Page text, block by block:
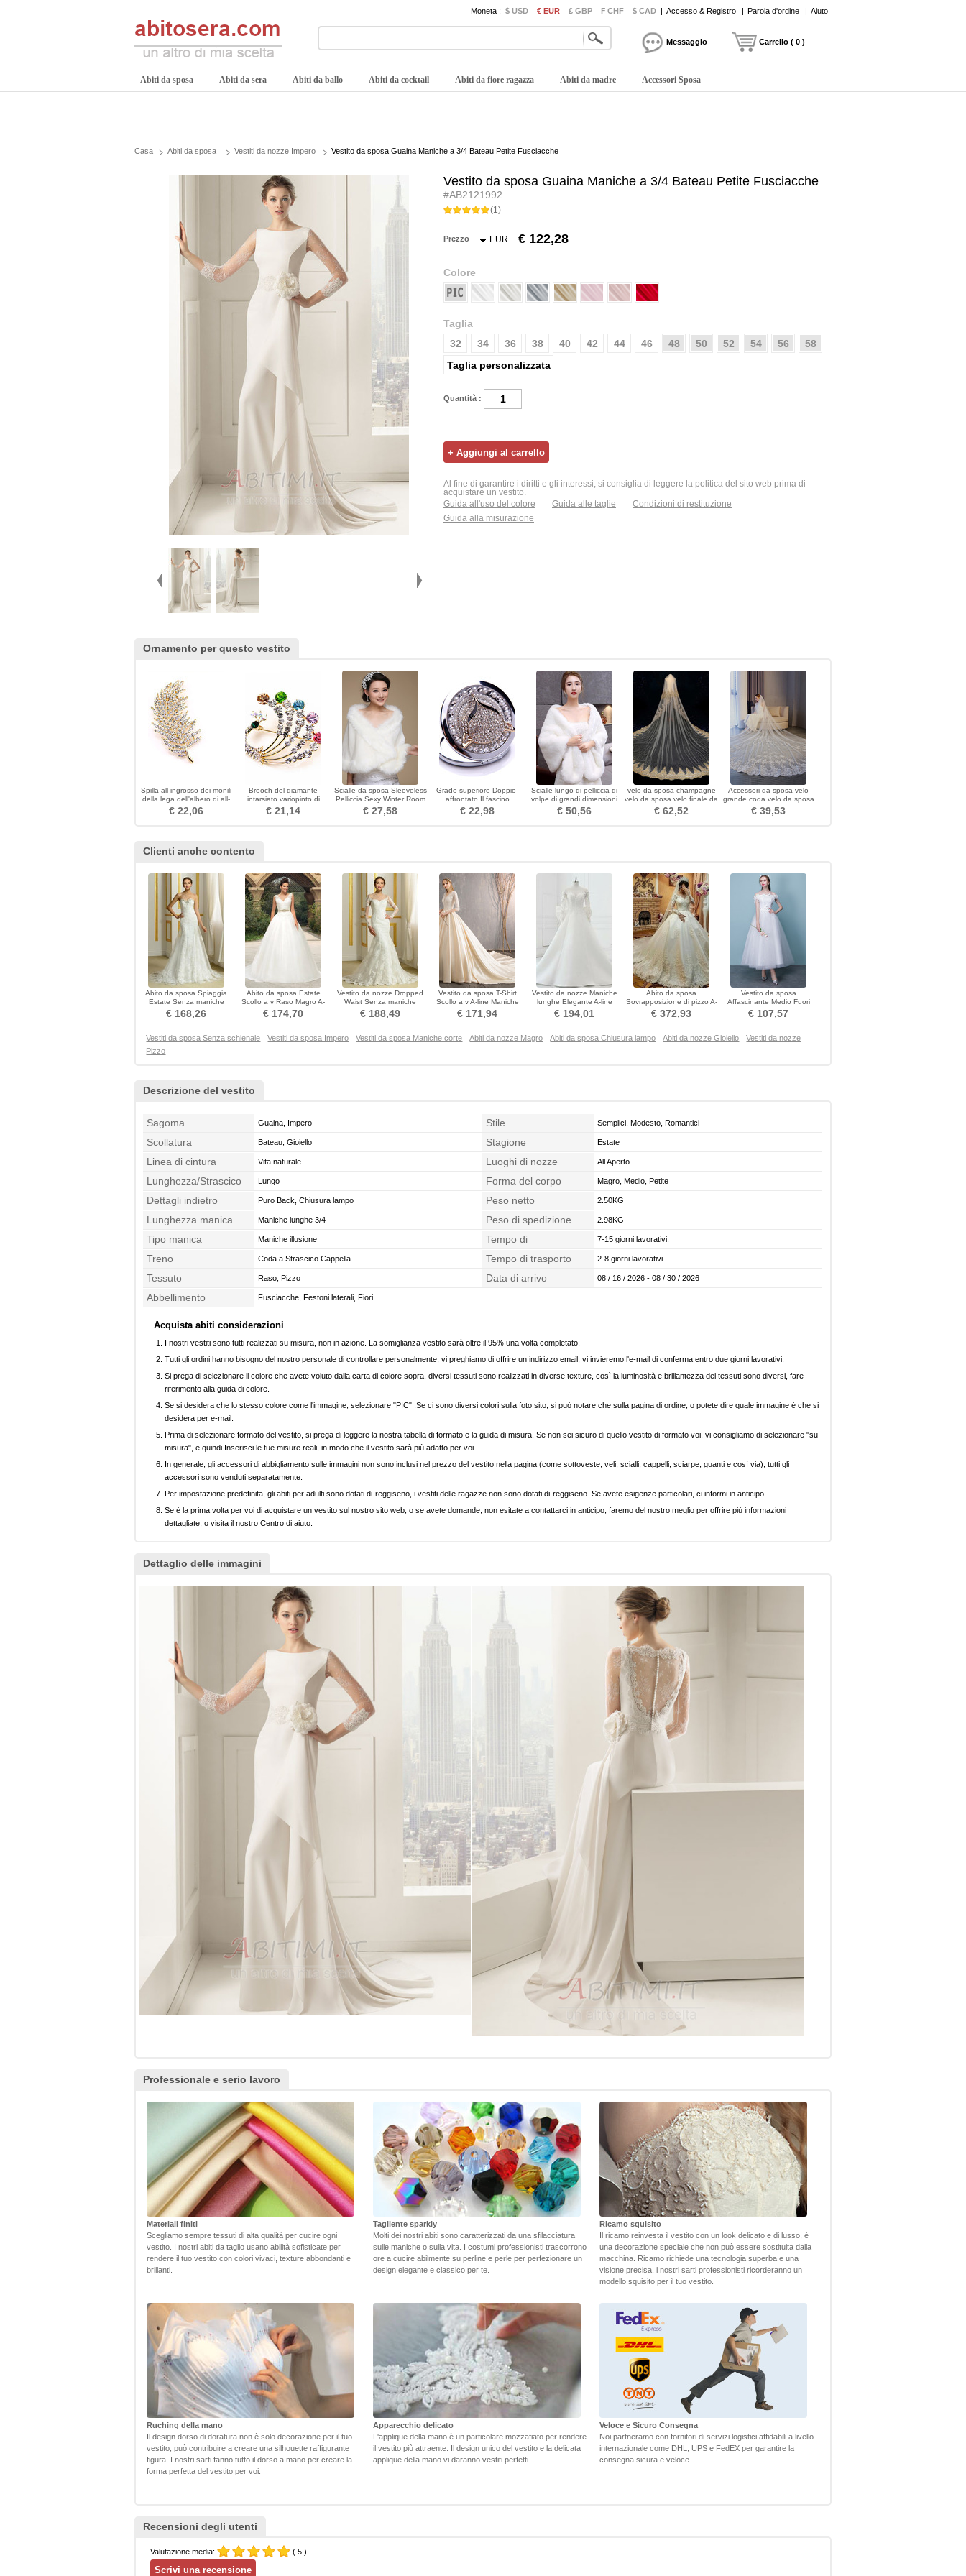
Moneta : $ USD € EUR £ GBP ₣ CHF $ CAD | Accesso & Registro | Parola d'ordine | Aiuto
Messaggio Carrello ( 0 )
Abiti da sposa Abiti da sera Abiti da ballo Abiti da cocktail Abiti da fiore ragazza Abiti da madre Accessori Sposa
Casa Abiti da sposa Vestiti da nozze Impero Vestito da sposa Guaina Maniche a 3/4 Bateau Petite Fusciacche
Vestito da sposa Guaina Maniche a 3/4 Bateau Petite Fusciacche
#AB2121992
(1)
Prezzo EUR € 122,28
Colore
Taglia
32
34 36 38 40 42 44 46 48 50 52 54 56
58
Taglia personalizzata
Quantità :
Al fine di garantire i diritti e gli interessi, si consiglia di leggere la politica del sito web prima di
acquistare un vestito.
Guida all'uso del colore
Guida alle taglie
Condizioni di restituzione
Guida alla misurazione
Ornamento per questo vestito
Spilla all-ingrosso dei monili
della lega dell'albero di all-
match
€ 22,06
Brooch del diamante
intarsiato variopinto di
pavone di temperamento
€ 21,14
Scialle da sposa Sleeveless
Pelliccia Sexy Winter Room
€ 27,58
Grado superiore Doppio-
affrontato Il fascino
pieghevole Inlaid diamante
Piccolo specchio
€ 22,98
Scialle lungo di pelliccia di
volpe di grandi dimensioni
scialle spesso di pelliccia
calda
€ 50,56
velo da sposa champagne
velo da sposa velo finale da
sposa
€ 62,52
Accessori da sposa velo
grande coda velo da sposa
velo lungo 3 metri
€ 39,53
Clienti anche contento
Abito da sposa Spiaggia
Estate Senza maniche
Sovrapposizione di pizzo
€ 168,26
Abito da sposa Estate
Scollo a v Raso Magro A-
line Chiesa Senza maniche
€ 174,70
Vestito da nozze Dropped
Waist Senza maniche
Medio Sala Sexy Pizzo
€ 188,49
Vestito da sposa T-Shirt
Scollo a v A-line Maniche
lunghe 3/4
€ 171,94
Vestito da nozze Maniche
lunghe Elegante A-line
Pizzo Bateau Maglietta
€ 194,01
Abito da sposa
Sovrapposizione di pizzo A-
line Maniche illusione
€ 372,93
Vestito da sposa
Affascinante Medio Fuori
dalla spalla A-line
€ 107,57
Vestiti da sposa Senza schienale Vestiti da sposa Impero Vestiti da sposa Maniche corte Abiti da nozze Magro Abiti da sposa Chiusura lampo Abiti da nozze Gioiello
Vestiti da nozze
Pizzo
Descrizione del vestito
Sagoma Guaina, Impero Stile Semplici, Modesto, Romantici
Scollatura Bateau, Gioiello Stagione Estate
Linea di cintura Vita naturale Luoghi di nozze All Aperto
Lunghezza/Strascico Lungo Forma del corpo Magro, Medio, Petite
Dettagli indietro Puro Back, Chiusura lampo Peso netto 2.50KG
Lunghezza manica Maniche lunghe 3/4 Peso di spedizione 2.98KG
Tipo manica Maniche illusione
Tempo di
confezionamento
7-15 giorni lavorativi.
Treno Coda a Strascico Cappella Tempo di trasporto 2-8 giorni lavorativi.
Tessuto Raso, Pizzo Data di arrivo 08 / 16 / 2026 - 08 / 30 / 2026
Abbellimento Fusciacche, Festoni laterali, Fiori
Acquista abiti considerazioni
I nostri vestiti sono tutti realizzati su misura, non in azione. La somiglianza vestito sarà oltre il 95% una volta completato.
Tutti gli ordini hanno bisogno del nostro personale di controllare personalmente, vi preghiamo di offrire un indirizzo email, vi invieremo l'e-mail di conferma entro due giorni lavorativi.
Si prega di selezionare il colore che avete voluto dalla carta di colore sopra, diversi tessuti sono realizzati in diverse texture, così la luminosità e brillantezza dei tessuti sono diversi, fare
riferimento alla guida di colore.
Se si desidera che lo stesso colore come l'immagine, selezionare "PIC" .Se ci sono diversi colori sulla foto sito, si può notare che sulla pagina di ordine, o potete dire quale immagine è che si
desidera per e-mail.
Prima di selezionare formato del vestito, si prega di leggere la nostra tabella di formato e la guida di misura. Se non sei sicuro di quello vestito di formato voi, vi consigliamo di selezionare "su
misura", e quindi Inserisci le tue misure reali, in modo che il vestito sarà più adatto per voi.
In generale, gli accessori di abbigliamento sulle immagini non sono inclusi nel prezzo del vestito nella pagina (come sottoveste, veli, scialli, cappelli, sciarpe, guanti e così via), tutti gli
accessori sono venduti separatamente.
Per impostazione predefinita, gli abiti per adulti sono dotati di-reggiseno, i vestiti delle ragazze non sono dotati di-reggiseno. Se avete esigenze particolari, ci informi in anticipo.
Se è la prima volta per voi di acquistare un vestito sul nostro sito web, o se avete domande, non esitate a contattarci in anticipo, faremo del nostro meglio per offrire più informazioni
dettagliate, o visita il nostro Centro di aiuto.
Dettaglio delle immagini
Professionale e serio lavoro
Materiali finiti
Scegliamo sempre tessuti di alta qualità per cucire ogni
vestito. I nostri abiti da taglio usano abilità sofisticate per
rendere il tuo vestito con colori vivaci, texture abbondanti e
brillanti.
Tagliente sparkly
Molti dei nostri abiti sono caratterizzati da una sfilacciatura
sulle maniche o sulla vita. I costumi professionisti trascorrono
ore a cucire abilmente su perline e perle per perfezionare un
design elegante e classico per te.
Ricamo squisito
Il ricamo reinvesta il vestito con un look delicato e di lusso, è
una decorazione speciale che non può essere sostituita dalla
macchina. Ricamo richiede una tecnologia superba e una
visione precisa, i nostri sarti professionisti ricorderanno un
modello squisito per il tuo vestito.
Ruching della mano
Il design dorso di doratura non è solo decorazione per il tuo
vestito, può contribuire a creare una silhouette raffigurante
figura. I nostri sarti fanno tutto il dorso a mano per creare la
forma perfetta del vestito per voi.
Apparecchio delicato
L'applique della mano è un particolare mozzafiato per rendere
il vestito più attraente. Il design unico del vestito e la delicata
applique della mano vi daranno vestiti perfetti.
Veloce e Sicuro Consegna
Noi partneramo con fornitori di servizi logistici affidabili a livello
internazionale come DHL, UPS e FedEX per garantire la
consegna sicura e veloce.
Recensioni degli utenti
Valutazione media: ( 5 )